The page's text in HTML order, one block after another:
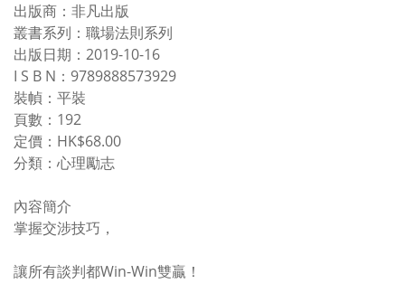
出版商：非凡出版
叢書系列：職場法則系列
出版日期：2019-10-16
I S B N：9789888573929
裝幀：平裝
頁數：192
定價：HK$68.00
分類：心理勵志
內容簡介
掌握交涉技巧，
讓所有談判都Win-Win雙贏！